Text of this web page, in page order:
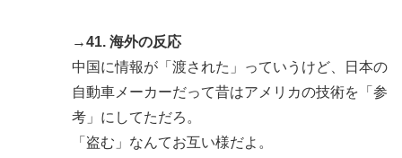
→41. 海外の反応
中国に情報が「渡された」っていうけど、日本の
自動車メーカーだって昔はアメリカの技術を「参
考」にしてただろ。
「盗む」なんてお互い様だよ。